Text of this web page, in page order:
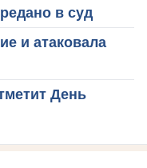
в суд
и атаковала
День